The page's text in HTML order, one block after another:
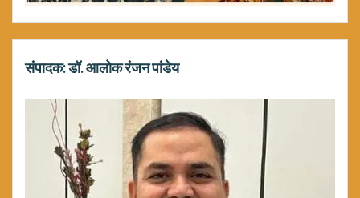
संपादक: डॉ. आलोक रंजन पांडेय